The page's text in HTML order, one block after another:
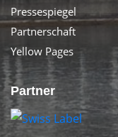
Pressespiegel
Partnerschaft
Yellow Pages
Partner